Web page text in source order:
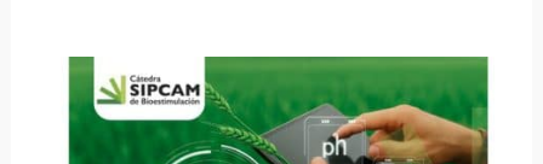
Mejora
de
la
Nutrición
Sostenible